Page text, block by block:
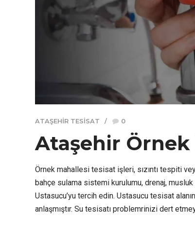
ATAŞEHIR TESISAT 0
Ataşehir Örnek
Örnek mahallesi tesisat işleri, sızıntı tespiti
bahçe sulama sistemi kurulumu, drenaj,
Ustasucu’yu tercih edin. Ustasucu tesisat
anlaşmıştır. Su tesisatı problemrinizi dert